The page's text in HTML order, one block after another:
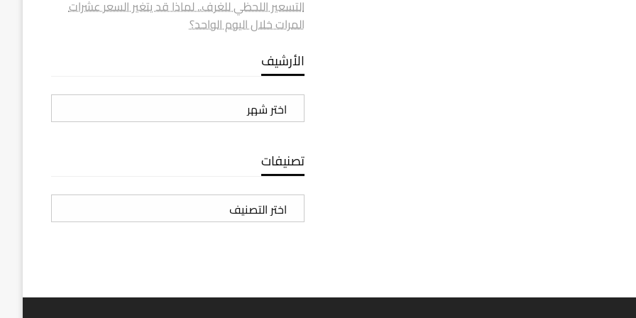
التسعير اللحظي للغرف.. لماذا قد يتغير السعر عشرات
المرات خلال اليوم الواحد؟
الأرشيف
الأرشيف
تصنيفات
تصنيفات